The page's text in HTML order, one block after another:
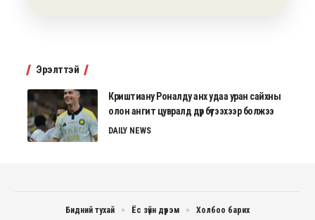
Эрэлттэй
Криштиану Роналду анх удаа уран сайхны
олон ангит цувралд дүр бүтээхээр болжээ
DAILY NEWS
Бидний тухай Ёс зүйн дүрэм Холбоо барих